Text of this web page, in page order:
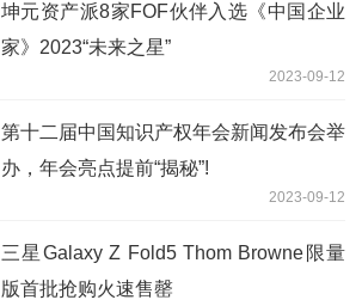
坤元资产派8家FOF伙伴入选《中国企业
家》2023“未来之星”
2023-09-12
第十二届中国知识产权年会新闻发布会举
办，年会亮点提前“揭秘”!
2023-09-12
三星Galaxy Z Fold5 Thom Browne限量
版首批抢购火速售罄